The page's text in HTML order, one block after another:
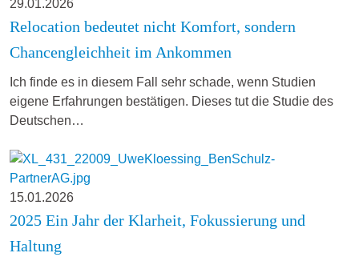
29.01.2026
Relocation bedeutet nicht Komfort, sondern
Chancengleichheit im Ankommen
Ich finde es in diesem Fall sehr schade, wenn Studien
eigene Erfahrungen bestätigen. Dieses tut die Studie des
Deutschen…
15.01.2026
2025 Ein Jahr der Klarheit, Fokussierung und
Haltung